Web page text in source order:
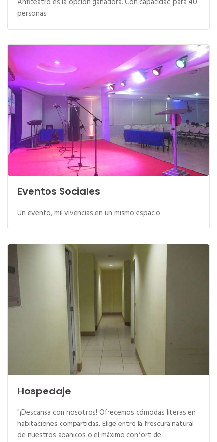
personas
Eventos Sociales
Un evento, mil vivencias en un mismo espacio
Hospedaje
"¡Descansa con nosotros! Ofrecemos cómodas literas en
habitaciones compartidas. Elige entre la frescura natural
de nuestros abanicos o el máximo confort de…